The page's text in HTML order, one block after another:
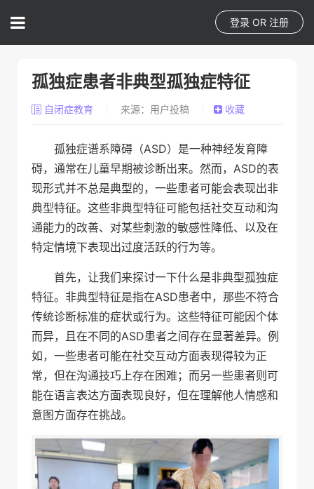
登录 OR 注册
孤独症患者非典型孤独症特征
自闭症教育 来源：用户投稿 收藏
孤独症谱系障碍（ASD）是一种神经发育障
碍，通常在儿童早期被诊断出来。然而，ASD的表
现形式并不总是典型的，一些患者可能会表现出非
典型特征。这些非典型特征可能包括社交互动和沟
通能力的改善、对某些刺激的敏感性降低、以及在
特定情境下表现出过度活跃的行为等。
首先，让我们来探讨一下什么是非典型孤独症
特征。非典型特征是指在ASD患者中，那些不符合
传统诊断标准的症状或行为。这些特征可能因个体
而异，且在不同的ASD患者之间存在显著差异。例
如，一些患者可能在社交互动方面表现得较为正
常，但在沟通技巧上存在困难；而另一些患者则可
能在语言表达方面表现良好，但在理解他人情感和
意图方面存在挑战。